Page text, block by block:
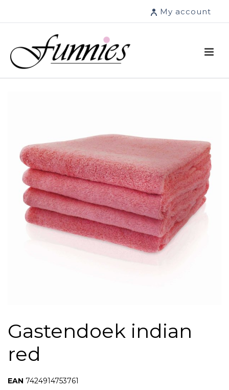
My account
Gastendoek indian
red
EAN: 7424914753761